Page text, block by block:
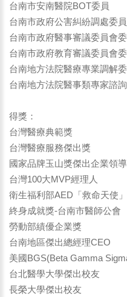
台南市安南醫院BOT委員
台南市政府公害糾紛調處委
台南市政府醫事審議委員會
台南市政府教育審議委員會
台南地方法院醫療專業調解
台南地方法院醫事類專家諮
得獎：
台灣醫療典範獎
台灣醫療服務傑出獎
國家品牌玉山獎傑出企業領導
台灣100大MVP經理人
衛生福利部AED「救命天使
終身成就獎-台南市醫師公會
勞動部績優企業獎
台南地區傑出總經理CEO
美國BGS(Beta Gamma
台北醫學大學傑出校友
長榮大學傑出校友